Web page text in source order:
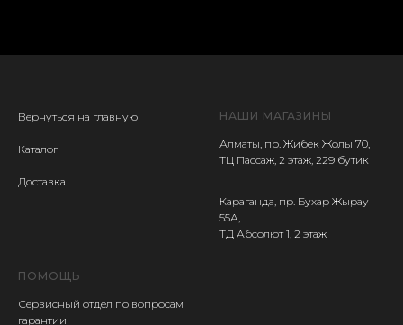
Вернуться на главную
Каталог
Доставка
НАШИ МАГАЗИНЫ
Алматы, пр. Жибек Жолы 70,
ТЦ Пассаж, 2 этаж, 229 бутик
Караганда, пр. Бухар Жырау
55А,
ТД Абсолют 1, 2 этаж
ПОМОЩЬ
Сервисный отдел по вопросам
гарантии